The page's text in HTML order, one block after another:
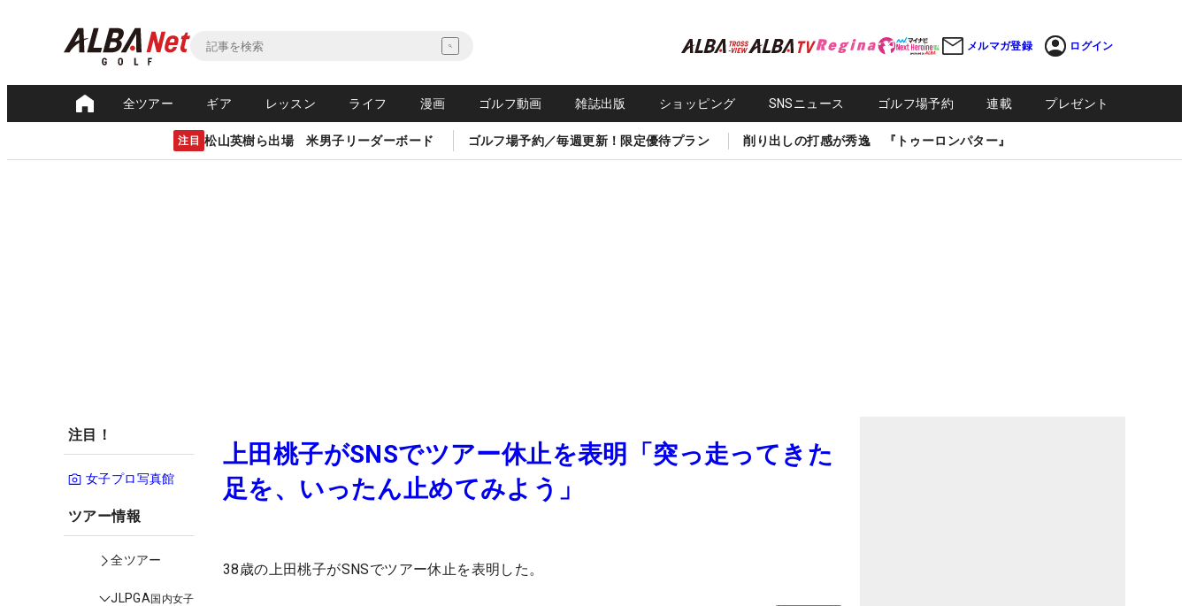
メルマガ登録 ログイン
全ツアー ギア レッスン ライフ 漫画 ゴルフ動画 雑誌出版 ショッピング SNSニュース ゴルフ場予約 連載 プレゼント
注目 松山英樹ら出場 米男子リーダーボード ゴルフ場予約／毎週更新！限定優待プラン 削り出しの打感が秀逸 『トゥーロンパター』
注目！
女子プロ写真館
ツアー情報
全ツアー
JLPGA国内女子
上田桃子がSNSでツアー休止を表明「突っ走ってきた
足を、いったん止めてみよう」
38歳の上田桃子がSNSでツアー休止を表明した。